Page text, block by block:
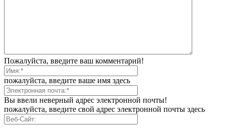
Пожалуйста, введите ваш комментарий!
пожалуйста, введите ваше имя здесь
Вы ввели неверный адрес электронной почты!
пожалуйста, введите свой адрес электронной почты здесь